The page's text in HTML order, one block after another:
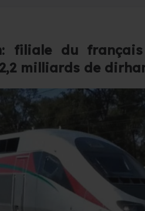
filiale du français
milliards de